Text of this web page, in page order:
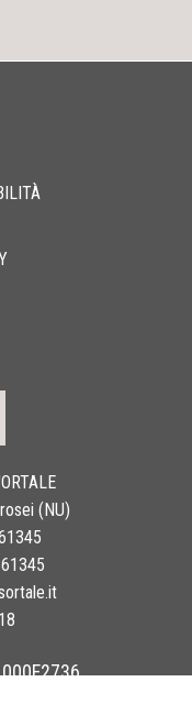
(NU)